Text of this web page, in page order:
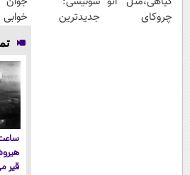
چروکای
جدیدترین
قیر